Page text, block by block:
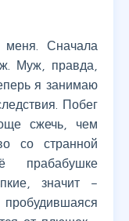
Сначала
Муж, правда,
я занимаю
Побег
сжечь, чем
со странной
прабабушке
значит –